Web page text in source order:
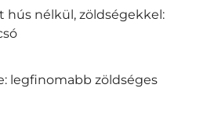
hús nélkül, zöldségekkel:
legfinomabb zöldséges